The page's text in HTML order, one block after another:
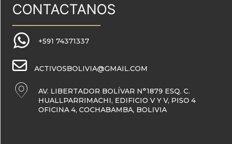
CONTACTANOS
+591 74371337
ACTIVOSBOLIVIA@GMAIL.COM
AV. LIBERTADOR BOLÍVAR N°1879 ESQ. C.
HUALLPARRIMACHI, EDIFICIO V Y V, PISO 4
OFICINA 4, COCHABAMBA, BOLIVIA